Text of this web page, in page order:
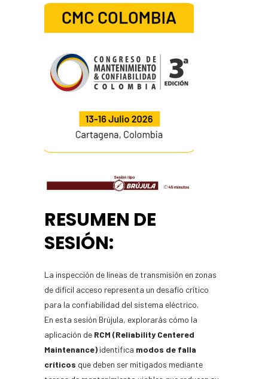
RESUMEN DE
SESIÓN:
La inspección de líneas de transmisión en zonas
de difícil acceso representa un desafío crítico
para la confiabilidad del sistema eléctrico.
En esta sesión Brújula, explorarás cómo la
aplicación de RCM (Reliability Centered
Maintenance) identifica modos de falla
críticos que deben ser mitigados mediante